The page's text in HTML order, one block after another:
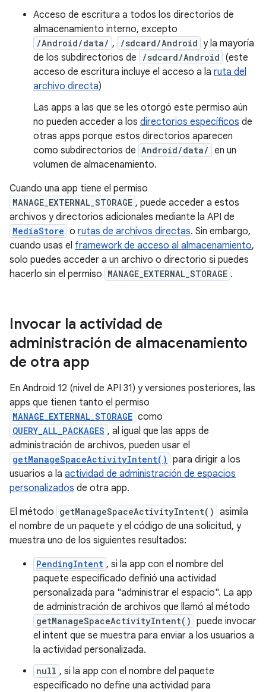
Acceso de escritura a todos los directorios de
almacenamiento interno⁠, excepto
/Android/data/ , /sdcard/Android y la mayoría
de los subdirectorios de
/sdcard/Android (este
acceso de escritura incluye el acceso a la ruta del
archivo directa)
Las apps a las que se les otorgó este permiso aún
no pueden acceder a los directorios específicos de
otras apps porque estos directorios aparecen
como subdirectorios de Android/data/ en un
volumen de almacenamiento.
Cuando una app tiene el permiso
MANAGE_EXTERNAL_STORAGE , puede acceder a estos
archivos y directorios adicionales mediante la API de
MediaStore o rutas de archivos directas. Sin embargo,
cuando usas el framework de acceso al almacenamiento,
solo puedes acceder a un archivo o directorio si puedes
hacerlo sin el permiso MANAGE_EXTERNAL_STORAGE .
Invocar la actividad de
administración de almacenamiento
de otra app
En Android 12 (nivel de API 31) y versiones posteriores, las
apps que tienen tanto el permiso
MANAGE_EXTERNAL_STORAGE como
QUERY_ALL_PACKAGES , al igual que las apps de
administración de archivos, pueden usar el
getManageSpaceActivityIntent() para dirigir a los
usuarios a la actividad de administración de espacios
personalizados de otra app.
El método getManageSpaceActivityIntent() asimila
el nombre de un paquete y el código de una solicitud, y
muestra uno de los siguientes resultados:
PendingIntent , si la app con el nombre del
paquete especificado definió una actividad
personalizada para "administrar el espacio". La app
de administración de archivos que llamó al método
getManageSpaceActivityIntent() puede invocar
el intent que se muestra para enviar a los usuarios a
la actividad personalizada.
null , si la app con el nombre del paquete
especificado no define una actividad para